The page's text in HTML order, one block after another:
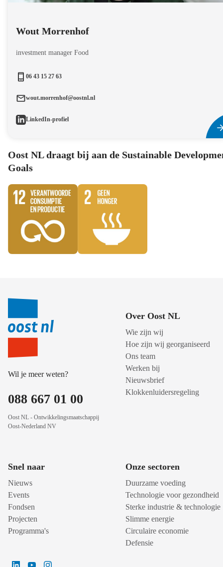
Wout Morrenhof
investment manager Food
06 43 15 27 63
wout.morrenhof@oostnl.nl
LinkedIn-profiel
Oost NL draagt bij aan de Sustainable
Goals
Wil je meer weten?
088 667 01 00
Oost NL - Ontwikkelingsmaatschappij
Oost-Nederland NV
Over Oost NL
Wie zijn wij
Hoe zijn wij georganiseerd
Ons team
Werken bij
Nieuwsbrief
Klokkenluidersregeling
Snel naar
Nieuws
Events
Fondsen
Projecten
Programma's
Onze sectoren
Duurzame voeding
Technologie voor gezondheid
Sterke industrie & technologie
Slimme energie
Circulaire economie
Defensie